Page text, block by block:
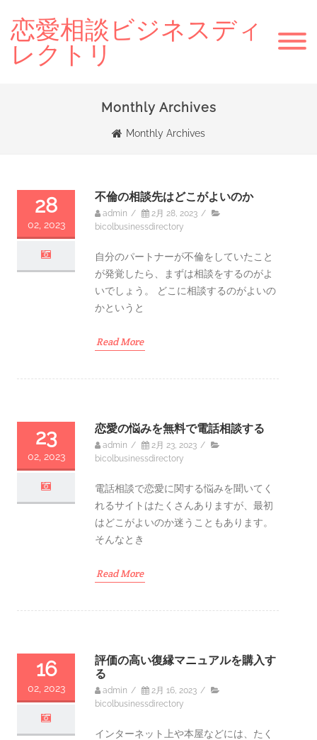
恋愛相談ビジネスディ
レクトリ
Monthly Archives
Monthly Archives
28
02, 2023
不倫の相談先はどこがよいのか
admin / 2月 28, 2023 /
bicolbusinessdirectory
自分のパートナーが不倫をしていたこと
が発覚したら、まずは相談をするのがよ
いでしょう。 どこに相談するのがよいの
かというと
Read More
23
02, 2023
恋愛の悩みを無料で電話相談する
admin / 2月 23, 2023 /
bicolbusinessdirectory
電話相談で恋愛に関する悩みを聞いてく
れるサイトはたくさんありますが、最初
はどこがよいのか迷うこともあります。
そんなとき
Read More
16
02, 2023
評価の高い復縁マニュアルを購入す
る
admin / 2月 16, 2023 /
bicolbusinessdirectory
インターネット上や本屋などには、たく